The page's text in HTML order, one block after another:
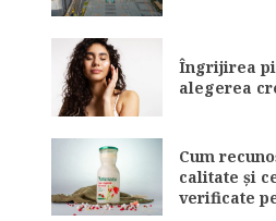
Îngrijirea
alegerea
Cum
calitate și
verificate